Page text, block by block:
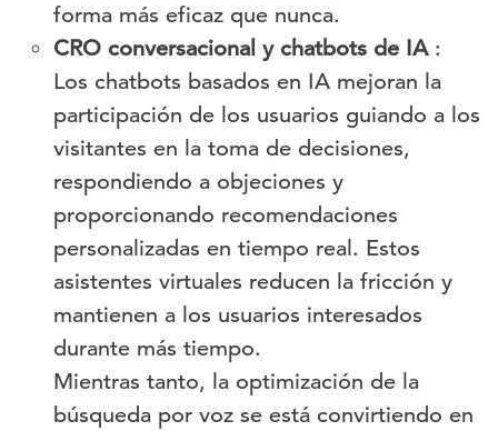
forma más eficaz que nunca.
CRO conversacional y chatbots de IA:
Los chatbots basados en IA mejoran la
participación de los usuarios guiando a los
visitantes en la toma de decisiones,
respondiendo a objeciones y
proporcionando recomendaciones
personalizadas en tiempo real. Estos
asistentes virtuales reducen la fricción y
mantienen a los usuarios interesados
durante más tiempo.
Mientras tanto, la optimización de la
búsqueda por voz se está convirtiendo en